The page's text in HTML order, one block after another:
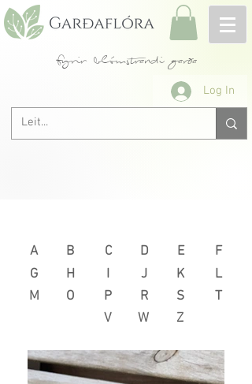
fyrir blómstrandi garða
Log In
A
G
M
B
H
O
C D
E
I
J
K
P
R
S
V
W Z
F
L
T